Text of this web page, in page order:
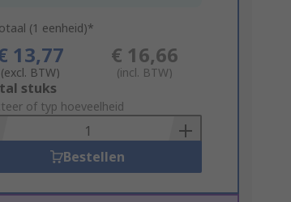
(1 eenheid)*
13,77
(excl. BTW)
€ 16,66
(incl. BTW)
stuks
of typ hoeveelheid
Bestellen